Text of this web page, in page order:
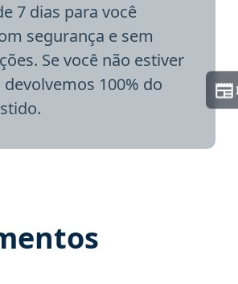
7 dias para você
segurança e sem
Se você não estiver
100% do